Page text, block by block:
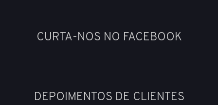
CURTA-NOS NO FACEBOOK
DEPOIMENTOS DE CLIENTES